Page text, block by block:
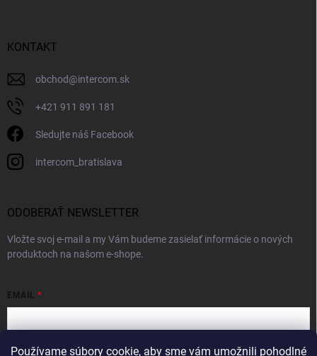
Používame súbory cookie, aby sme vám umožnili pohodlné
KONTAKT
obchod@intercom.sk
+421 911 891 181
Sledujte náš Facebook
intercom_bratislava
ODOBERAŤ NEWSLETTER
Vložte svoj e-mail a my Vám budeme zasielať informácie o nových
produktoch na našom e-shope.
EMAIL